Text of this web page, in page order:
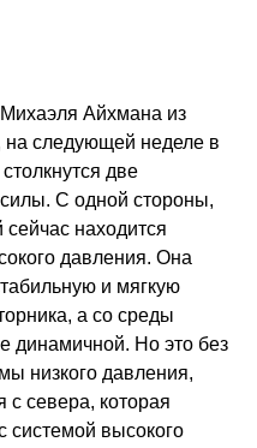
Айхмана из
на следующей неделе в
две
С одной стороны,
сейчас находится
давления. Она
и мягкую
а со среды
динамичной. Но это без
низкого давления,
с севера, которая
системой высокого